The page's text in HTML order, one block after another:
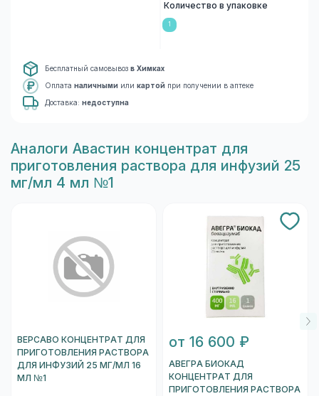
Количество в упаковке
1
Бесплатный самовывоз в Химках
Оплата наличными или картой при получении в аптеке
Доставка: недоступна
Aналоги Авастин концентрат для
приготовления раствора для инфузий 25
мг/мл 4 мл №1
ВЕРСАВО КОНЦЕНТРАТ ДЛЯ
ПРИГОТОВЛЕНИЯ РАСТВОРА
ДЛЯ ИНФУЗИЙ 25 МГ/МЛ 16
МЛ №1
от 16 600 ₽
АВЕГРА БИОКАД
КОНЦЕНТРАТ ДЛЯ
ПРИГОТОВЛЕНИЯ РАСТВОРА